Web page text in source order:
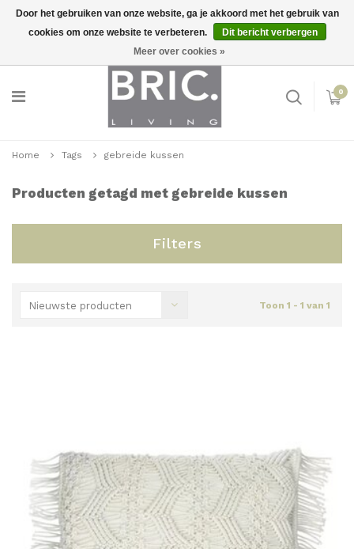
Inloggen
0
Home Tags gebreide kussen
Producten getagd met gebreide kussen
Filters
Nieuwste producten Toon 1 - 1 van 1
Door het gebruiken van onze website, ga je akkoord met het gebruik van
cookies om onze website te verbeteren.
Dit bericht verbergen
Meer over cookies »